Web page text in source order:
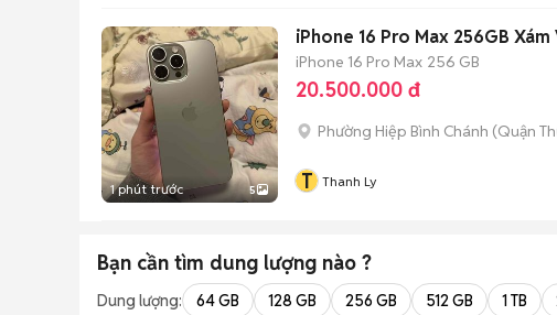
1 phút trước 5
iPhone 16 Pro Max 256GB
iPhone 16 Pro Max 256 GB
20.500.000 đ
Phường Hiệp Bình Chánh (Quận
T Thanh Ly
Bạn cần tìm dung lượng nào ?
Dung lượng: 64 GB 128 GB 256 GB 512 GB 1 TB